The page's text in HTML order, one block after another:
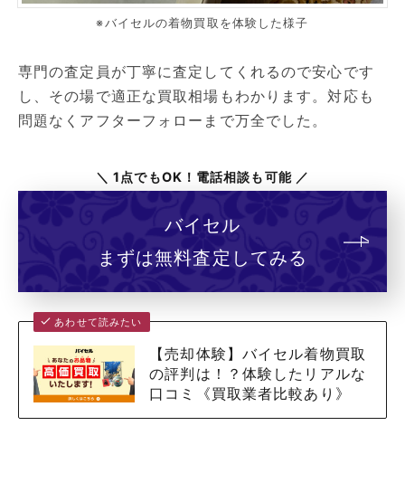
※バイセルの着物買取を体験した様子
専門の査定員が丁寧に査定してくれるので安心です
し、その場で適正な買取相場もわかります。対応も
問題なくアフターフォローまで万全でした。
＼ 1点でもOK！電話相談も可能 ／
バイセル
まずは無料査定してみる
あわせて読みたい
【売却体験】バイセル着物買取
の評判は！？体験したリアルな
口コミ《買取業者比較あり》